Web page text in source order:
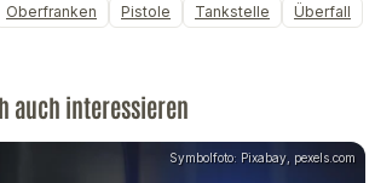
Oberfranken Pistole Tankstelle Überfall
auch interessieren
Symbolfoto: Pixabay, pexels.com